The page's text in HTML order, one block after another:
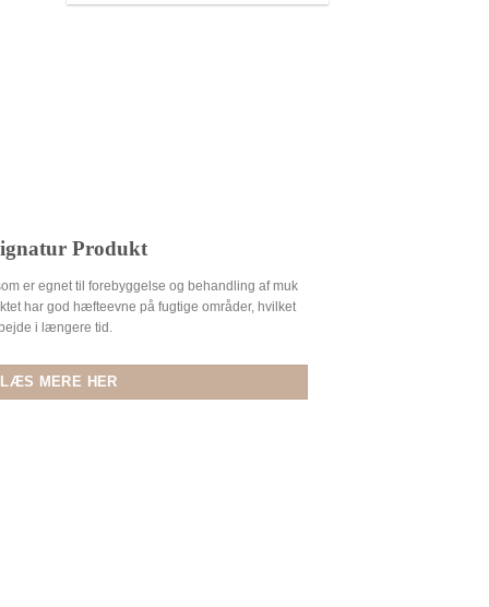
Produkt
er egnet til forebyggelse og behandling af muk
har god hæfteevne på fugtige områder, hvilket
i længere tid.
LÆS MERE HER